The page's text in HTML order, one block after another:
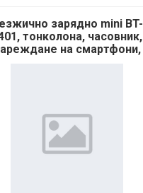
зарядно mini BT-
тонколона, часовник,
на смартфони,